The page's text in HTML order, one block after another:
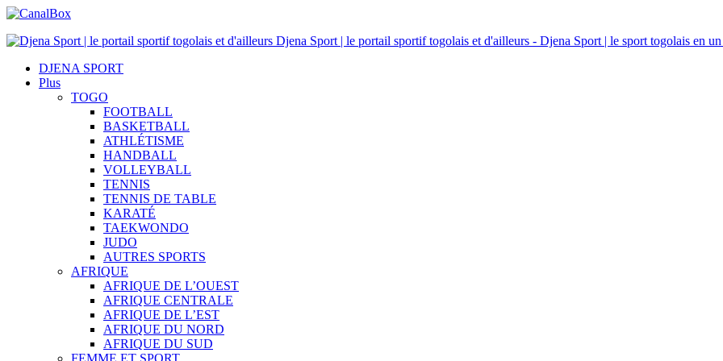
Djena Sport | le portail sportif togolais et d'ailleurs - Djena Sport | le sport togolais en
DJENA SPORT
Plus
TOGO
FOOTBALL
BASKETBALL
ATHLÉTISME
HANDBALL
VOLLEYBALL
TENNIS
TENNIS DE TABLE
KARATÉ
TAEKWONDO
JUDO
AUTRES SPORTS
AFRIQUE
AFRIQUE DE L’OUEST
AFRIQUE CENTRALE
AFRIQUE DE L’EST
AFRIQUE DU NORD
AFRIQUE DU SUD
FEMME ET SPORT